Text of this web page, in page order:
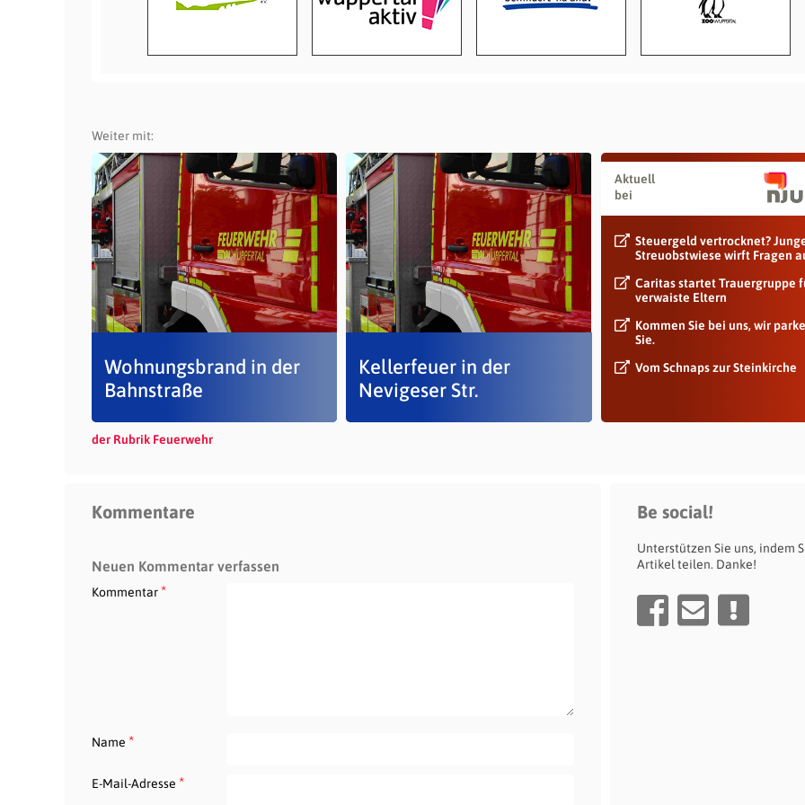
Weiter mit:
Wohnungsbrand in der
Bahnstraße
Kellerfeuer in der
Nevigeser Str.
Aktuell
bei
Steuergeld vertrocknet?
Streuobstwiese wirft Fragen
Caritas startet Trauergruppe
verwaiste Eltern
Kommen Sie bei uns, wir
Sie.
Vom Schnaps zur Steinkirche
der Rubrik Feuerwehr
Kommentare
Neuen Kommentar verfassen
Kommentar*
Name *
E-Mail-Adresse *
Be social!
Unterstützen Sie uns, indem
Artikel teilen. Danke!